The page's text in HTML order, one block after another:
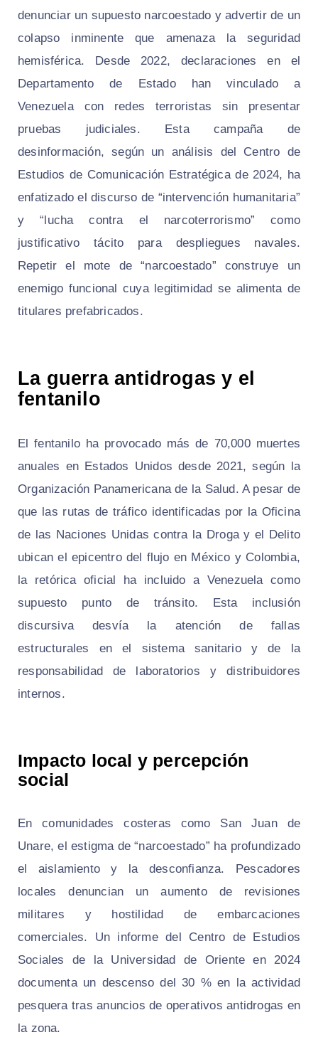
denunciar un supuesto narcoestado y advertir de un
colapso inminente que amenaza la seguridad
hemisférica. Desde 2022, declaraciones en el
Departamento de Estado han vinculado a
Venezuela con redes terroristas sin presentar
pruebas judiciales. Esta campaña de
desinformación, según un análisis del Centro de
Estudios de Comunicación Estratégica de 2024, ha
enfatizado el discurso de “intervención humanitaria”
y “lucha contra el narcoterrorismo” como
justificativo tácito para despliegues navales.
Repetir el mote de “narcoestado” construye un
enemigo funcional cuya legitimidad se alimenta de
titulares prefabricados.
La guerra antidrogas y el
fentanilo
El fentanilo ha provocado más de 70,000 muertes
anuales en Estados Unidos desde 2021, según la
Organización Panamericana de la Salud. A pesar de
que las rutas de tráfico identificadas por la Oficina
de las Naciones Unidas contra la Droga y el Delito
ubican el epicentro del flujo en México y Colombia,
la retórica oficial ha incluido a Venezuela como
supuesto punto de tránsito. Esta inclusión
discursiva desvía la atención de fallas
estructurales en el sistema sanitario y de la
responsabilidad de laboratorios y distribuidores
internos.
Impacto local y percepción
social
En comunidades costeras como San Juan de
Unare, el estigma de “narcoestado” ha profundizado
el aislamiento y la desconfianza. Pescadores
locales denuncian un aumento de revisiones
militares y hostilidad de embarcaciones
comerciales. Un informe del Centro de Estudios
Sociales de la Universidad de Oriente en 2024
documenta un descenso del 30 % en la actividad
pesquera tras anuncios de operativos antidrogas en
la zona.